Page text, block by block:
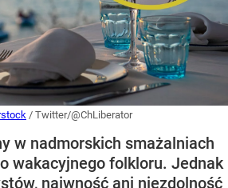
/ Twitter/@ChLiberator
w nadmorskich smażalniach
wakacyjnego folkloru. Jednak
naiwność ani niezdolność